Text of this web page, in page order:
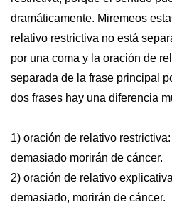
dramáticamente. Miremeos
relativo restrictiva no está
por una coma y la oración de
separada de la frase principal
dos frases hay una diferencia
1) oración de relativo
demasiado morirán de cáncer.
2) oración de relativo
demasiado, morirán de cáncer.